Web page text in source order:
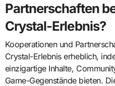
Partnerschaften
Crystal-Erlebnis?
Kooperationen und
Crystal-Erlebnis erheblich,
einzigartige Inhalte,
Game-Gegenstände bieten.